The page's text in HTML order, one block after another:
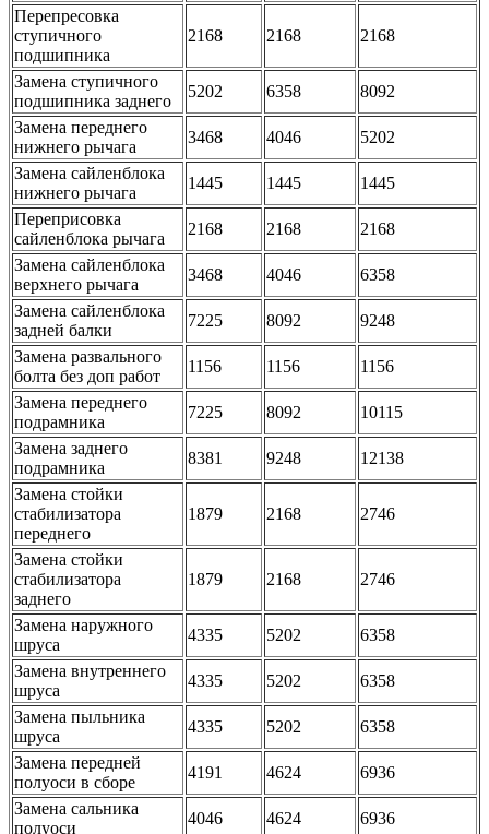
Перепресовка
ступичного
подшипника
2168 2168 2168
Замена ступичного
подшипника заднего
5202 6358
8092
Замена переднего
нижнего рычага
3468 4046
5202
Замена сайленблока
нижнего рычага
1445 1445
1445
Переприсовка
сайленблока рычага
2168 2168
2168
Замена сайленблока
верхнего рычага
3468 4046
6358
Замена сайленблока
задней балки
7225 8092
9248
Замена развального
болта без доп работ
1156 1156
1156
Замена переднего
подрамника
7225 8092
10115
Замена заднего
подрамника
8381 9248
12138
Замена стойки
стабилизатора
переднего
1879 2168 2746
Замена стойки
стабилизатора
заднего
1879 2168 2746
Замена наружного
шруса
4335 5202
6358
Замена внутреннего
шруса
4335 5202
6358
Замена пыльника
шруса
4335 5202
6358
Замена передней
полуоси в сборе
4191 4624
6936
Замена сальника
полуоси
4046 4624 6936